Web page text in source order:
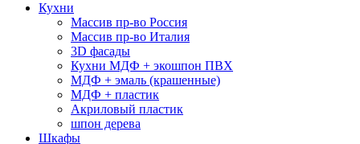
Кухни
Массив пр-во Россия
Массив пр-во Италия
3D фасады
Кухни МДФ + экошпон ПВХ
МДФ + эмаль (крашенные)
МДФ + пластик
Акриловый пластик
шпон дерева
Шкафы